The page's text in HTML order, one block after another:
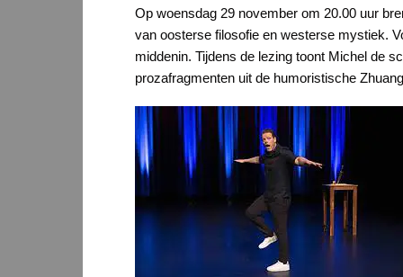
Op woensdag 29 november om 20.00 uur
van oosterse filosofie en westerse mystiek.
middenin. Tijdens de lezing toont Michel de
prozafragmenten uit de humoristische